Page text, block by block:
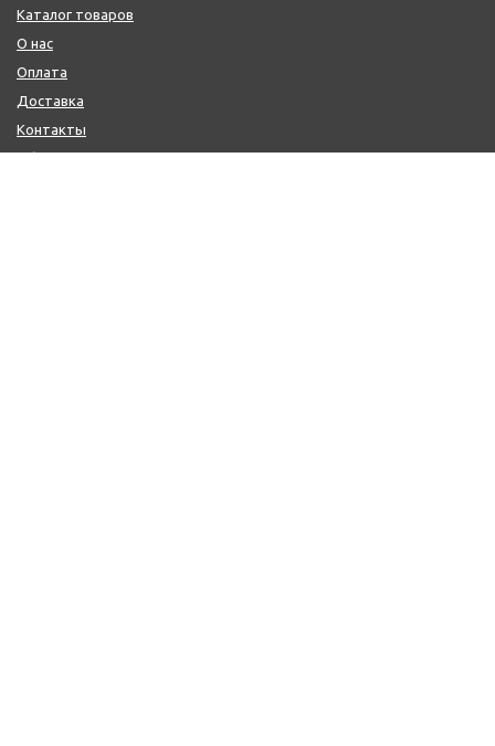
Каталог товаров
О нас
Оплата
Доставка
Контакты
Обмен и возврат